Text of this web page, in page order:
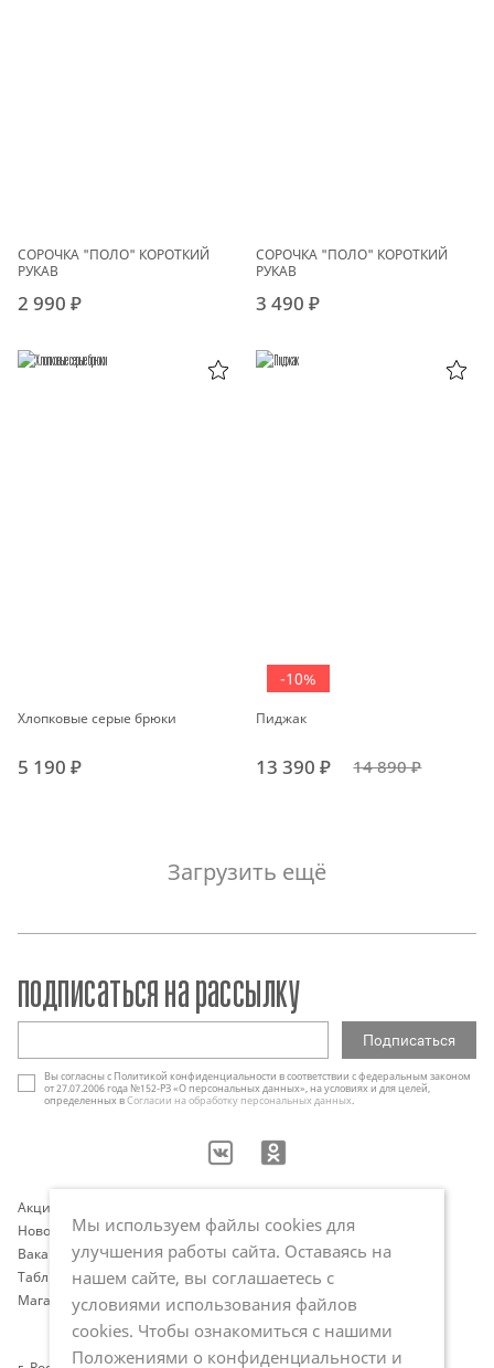
СОРОЧКА "ПОЛО" КОРОТКИЙ
РУКАВ
2 990 ₽
СОРОЧКА "ПОЛО" КОРОТКИЙ
РУКАВ
3 490 ₽
Хлопковые серые брюки
5 190 ₽
-10%
Пиджак
13 390 ₽ 14 890 ₽
Загрузить ещё
Акции
Новости
Вакансии
Таблица размеров
Магазины
Оплата и доставка
Программа лояльности
Публичная оферта
Политика обработки
персональных данных
подписаться на рассылку
Вы согласны с Политикой конфиденциальности в соответствии с федеральным законом
от 27.07.2006 года №152-РЗ «О персональных данных», на условиях и для целей,
определенных вСогласии на обработку персональных данных.
Мы используем файлы cookies для
улучшения работы сайта. Оставаясь на
нашем сайте, вы соглашаетесь с
условиями использования файлов
cookies. Чтобы ознакомиться с нашими
Положениями о конфиденциальности и